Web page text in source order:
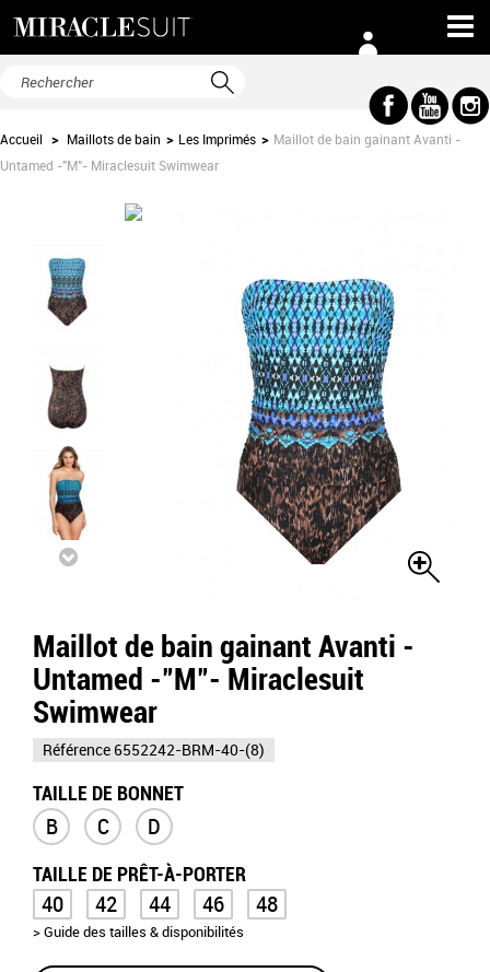
Accueil > Maillots de bain > Les Imprimés > Maillot de bain gainant Avanti -
Untamed -"M"- Miraclesuit Swimwear
Maillot de bain gainant Avanti -
Untamed -"M"- Miraclesuit
Swimwear
Référence 6552242-BRM-40-(8)
TAILLE DE BONNET
B C D
TAILLE DE PRÊT-À-PORTER
40 42 44 46 48
> Guide des tailles & disponibilités